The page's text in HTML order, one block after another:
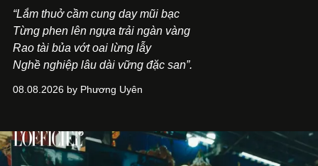
“Lắm thuở cầm cung day mũi bạc
Từng phen lên ngựa trải ngàn vàng
Rao tài bủa vớt oai lừng lẫy
Nghề nghiệp lâu dài vững đặc san”.
08.08.2026 by Phương Uyên